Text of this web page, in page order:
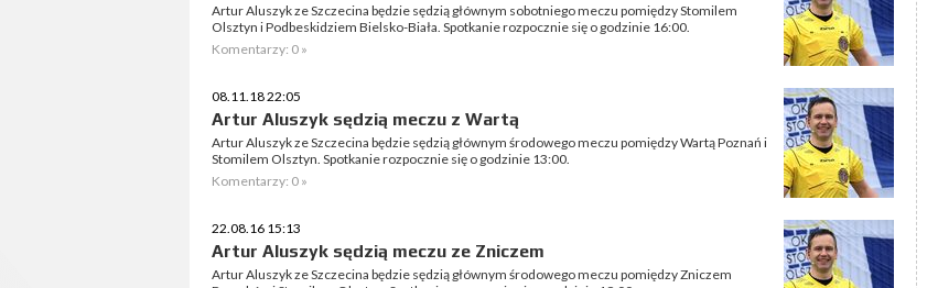
Artur Aluszyk ze Szczecina będzie sędzią głównym sobotniego meczu pomiędzy Stomilem
Olsztyn i Podbeskidziem Bielsko-Biała. Spotkanie rozpocznie się o godzinie 16:00.
Komentarzy: 0 »
08.11.18 22:05
Artur Aluszyk sędzią meczu z Wartą
Artur Aluszyk ze Szczecina będzie sędzią głównym środowego meczu pomiędzy Wartą Poznań i
Stomilem Olsztyn. Spotkanie rozpocznie się o godzinie 13:00.
Komentarzy: 0 »
22.08.16 15:13
Artur Aluszyk sędzią meczu ze Zniczem
Artur Aluszyk ze Szczecina będzie sędzią głównym środowego meczu pomiędzy Zniczem